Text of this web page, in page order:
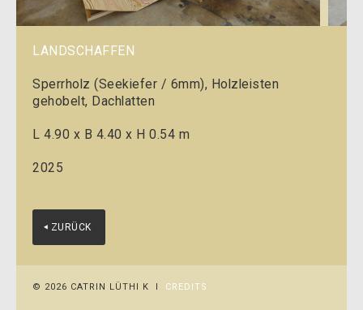
LANDSCHAFFEN
Sperrholz (Seekiefer / 6mm), Holzleisten
gehobelt, Dachlatten
L 4.90 x B 4.40 x H 0.54 m
2025
ZURÜCK
© 2026 CATRIN LÜTHI K I CREDITS